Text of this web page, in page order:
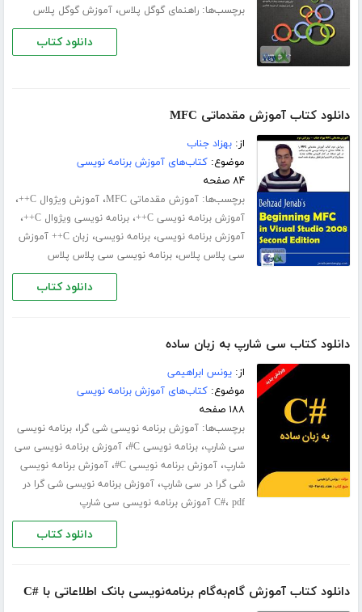
برچسب‌ها:راهنمای گوگل پلاس،آموزش گوگل پلاس
دانلود کتاب
دانلود کتاب آموزش مقدماتی MFC
از:بهزاد جناب
موضوع:کتاب‌های آموزش برنامه نویسی
۸۴ صفحه
برچسب‌ها:آموزش مقدماتی MFC ،آموزش ویژوال C++ ،
آموزش برنامه نویسی C++ ،برنامه نویسی ویژوال C++ ،
آموزش برنامه نویسی،برنامه نویسی،
زبان C++ آموزش
سی پلاس پلاس،برنامه نویسی سی پلاس پلاس
دانلود کتاب
دانلود کتاب سی شارپ به زبان ساده
از:یونس ابراهیمی
موضوع:کتاب‌های آموزش برنامه نویسی
۱۸۸ صفحه
برچسب‌ها:آموزش برنامه نویسی شی گرا،برنامه نویسی
سی شارپ،برنامه نویسی C# ،آموزش برنامه نویسی سی
شارپ،آموزش برنامه نویسی C# ،آموزش برنامه نویسی
شی گرا در سی شارپ،آموزش برنامه نویسی شی گرا در
C#، pdf آموزش برنامه نویسی سی شارپ
دانلود کتاب
دانلود کتاب آموزش گام‌به‌گام برنامه‌نویسی بانک اطلاعاتی با #C